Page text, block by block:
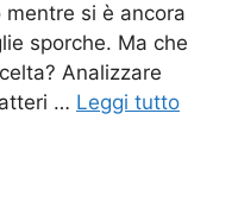
si è ancora
sporche. Ma che
Analizzare
… Leggi tutto